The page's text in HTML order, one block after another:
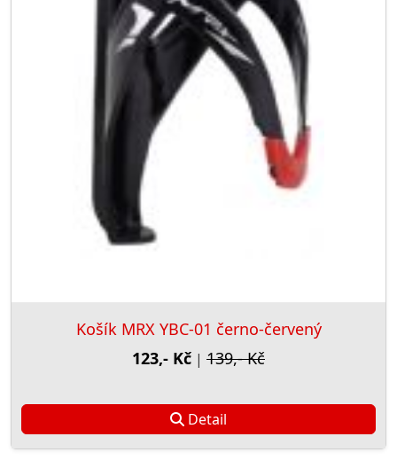
Košík MRX YBC-01 černo-červený
123,- Kč | 139,- Kč
Detail